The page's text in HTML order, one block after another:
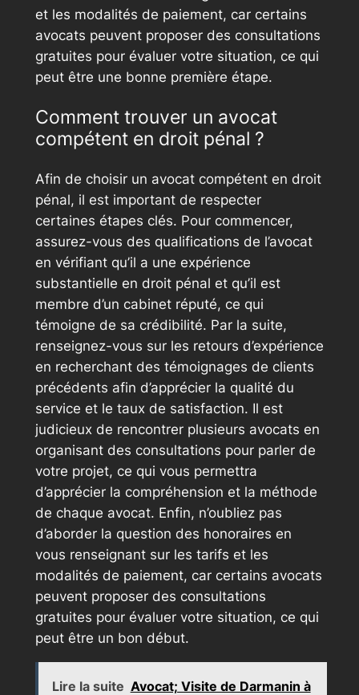
et les modalités de paiement, car certains
avocats peuvent proposer des consultations
gratuites pour évaluer votre situation, ce qui
peut être une bonne première étape.
Comment trouver un avocat
compétent en droit pénal ?
Afin de choisir un avocat compétent en droit
pénal, il est important de respecter
certaines étapes clés. Pour commencer,
assurez-vous des qualifications de l’avocat
en vérifiant qu’il a une expérience
substantielle en droit pénal et qu’il est
membre d’un cabinet réputé, ce qui
témoigne de sa crédibilité. Par la suite,
renseignez-vous sur les retours d’expérience
en recherchant des témoignages de clients
précédents afin d’apprécier la qualité du
service et le taux de satisfaction. Il est
judicieux de rencontrer plusieurs avocats en
organisant des consultations pour parler de
votre projet, ce qui vous permettra
d’apprécier la compréhension et la méthode
de chaque avocat. Enfin, n’oubliez pas
d’aborder la question des honoraires en
vous renseignant sur les tarifs et les
modalités de paiement, car certains avocats
peuvent proposer des consultations
gratuites pour évaluer votre situation, ce qui
peut être un bon début.
Lire la suite Avocat; Visite de Darmanin à